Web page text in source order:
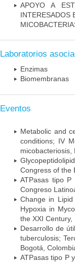
APOYO A
INTERESADOS
Laboratorios
Enzimas
Biomembranas
Eventos
Metabolic and
conditions; IV
micobacteriosis,
Congress of the
ATPasas tipo P
Congreso
Change in
Hypoxia in
the XXI
Desarrollo de
tuberculosis;
Bogotá,
ATPasas tipo P